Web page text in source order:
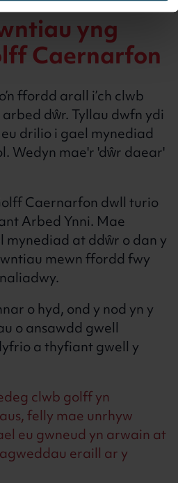
yng
Caernarfon
ffordd arall i’ch clwb
dŵr. Tyllau dwfn ydi
drilio i gael mynediad
Wedyn mae'r 'dŵr daear'
Caernarfon dwll turio
Arbed Ynni. Mae
at ddŵr o dan y
mewn ffordd fwy
o hyd, ond y nod yn y
o ansawdd gwell
a thyfiant gwell y
clwb golff yn
felly mae unrhyw
eu gwneud yn arwain at
eraill ar y